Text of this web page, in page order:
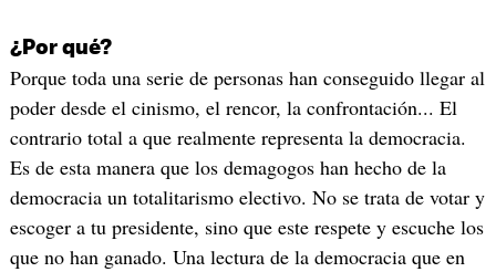
¿Por qué?
Porque toda una serie de personas han conseguido llegar al
poder desde el cinismo, el rencor, la confrontación... El
contrario total a que realmente representa la democracia.
Es de esta manera que los demagogos han hecho de la
democracia un totalitarismo electivo. No se trata de votar y
escoger a tu presidente, sino que este respete y escuche los
que no han ganado. Una lectura de la democracia que en